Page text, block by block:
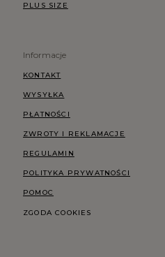
PLUS SIZE
Informacje
KONTAKT
WYSYŁKA
PŁATNOŚCI
ZWROTY I REKLAMACJE
REGULAMIN
POLITYKA PRYWATNOŚCI
POMOC
ZGODA COOKIES